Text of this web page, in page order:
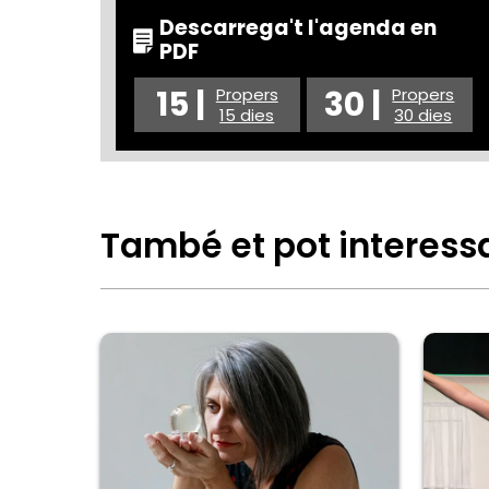
Descarrega't l'agenda en
PDF
15 | Propers
15 dies
30 | Propers
30 dies
També et pot